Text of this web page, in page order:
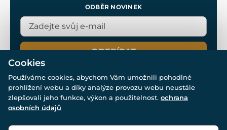
ODBĚR NOVINEK
ODEBÍRAT
© Všechna práva vyhrazena. www.drakkaria.cz 2007-2026.
Cookies
Používáme cookies, abychom Vám umožnili pohodlné
prohlížení webu a díky analýze provozu webu neustále
zlepšovali jeho funkce, výkon a použitelnost. ochrana
osobních údajů